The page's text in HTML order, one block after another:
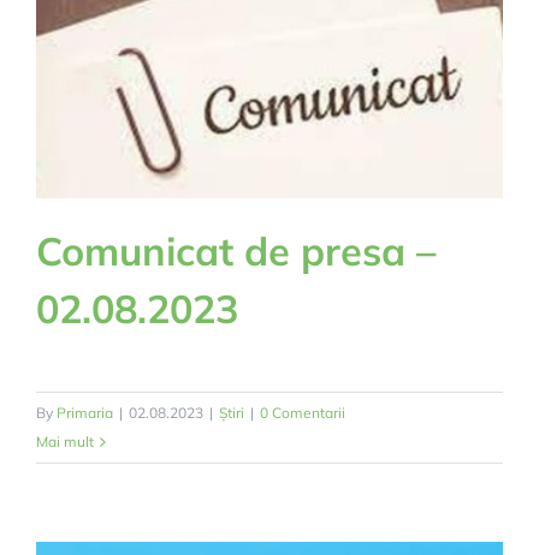
Comunicat de presa –
02.08.2023
By Primaria | 02.08.2023 | Știri | 0 Comentarii
Mai mult